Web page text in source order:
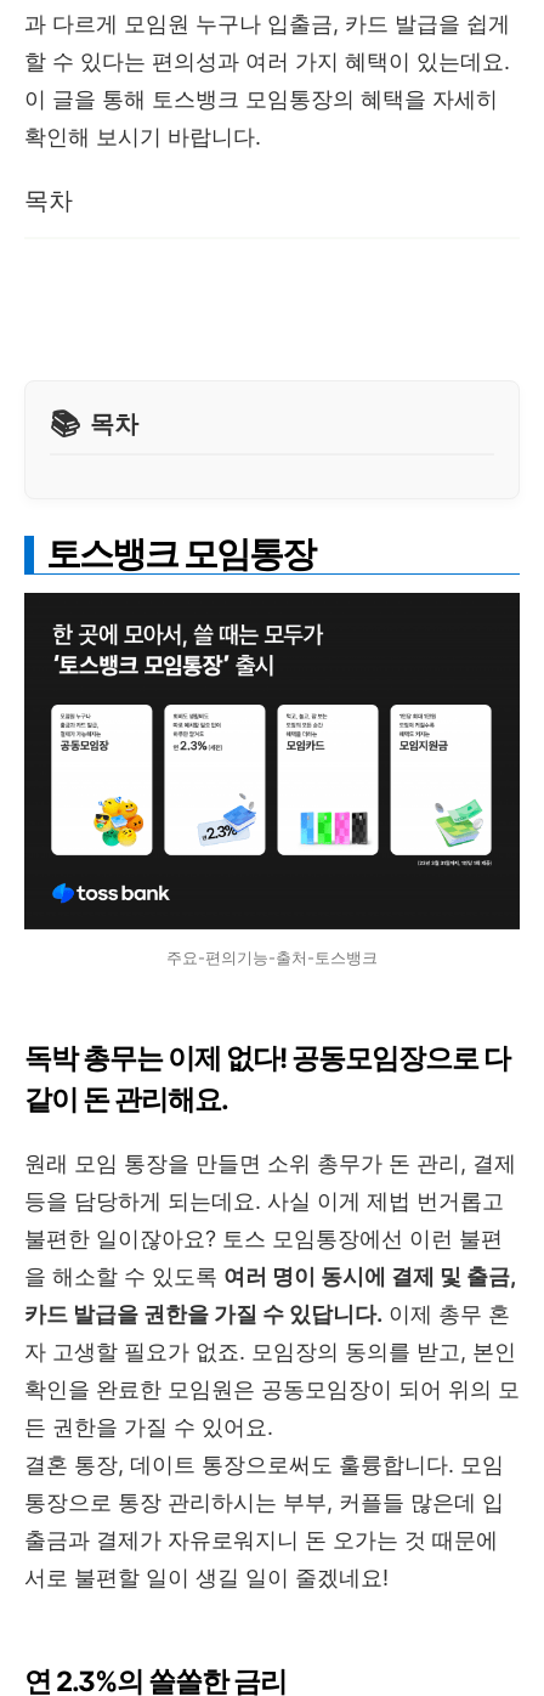
과 다르게 모임원 누구나 입출금, 카드 발급을 쉽게
할 수 있다는 편의성과 여러 가지 혜택이 있는데요.
이 글을 통해 토스뱅크 모임통장의 혜택을 자세히
확인해 보시기 바랍니다.
목차
목차
토스뱅크 모임통장
주요-편의기능-출처-토스뱅크
독박 총무는 이제 없다! 공동모임장으로 다
같이 돈 관리해요.
원래 모임 통장을 만들면 소위 총무가 돈 관리, 결제
등을 담당하게 되는데요. 사실 이게 제법 번거롭고
불편한 일이잖아요? 토스 모임통장에선 이런 불편
을 해소할 수 있도록 여러 명이 동시에 결제 및 출금,
카드 발급을 권한을 가질 수 있답니다. 이제 총무 혼
자 고생할 필요가 없죠. 모임장의 동의를 받고, 본인
확인을 완료한 모임원은 공동모임장이 되어 위의 모
든 권한을 가질 수 있어요.
결혼 통장, 데이트 통장으로써도 훌륭합니다. 모임
통장으로 통장 관리하시는 부부, 커플들 많은데 입
출금과 결제가 자유로워지니 돈 오가는 것 때문에
서로 불편할 일이 생길 일이 줄겠네요!
연 2.3%의 쏠쏠한 금리